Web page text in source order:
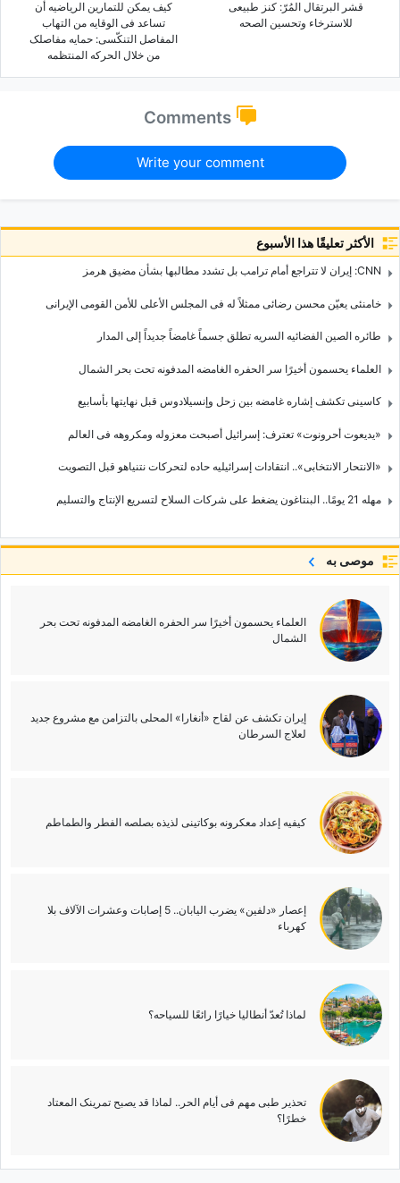
قشر البرتقال المُرّ: کنز طبیعی
للاسترخاء وتحسین الصحه
کیف یمکن للتمارین الریاضیه أن
تساعد فی الوقایه من التهاب
المفاصل التنکّسی: حمایه مفاصلک
من خلال الحرکه المنتظمه
Comments
Write your comment
الأكثر تعليقًا هذا الأسبوع
CNN: إیران لا تتراجع أمام ترامب بل تشدد مطالبها بشأن مضیق هرمز
خامنئی یعیّن محسن رضائی ممثلاً له فی المجلس الأعلى للأمن القومی الإیرانی
طائره الصین الفضائیه السریه تطلق جسماً غامضاً جدیداً إلى المدار
العلماء یحسمون أخیرًا سر الحفره الغامضه المدفونه تحت بحر الشمال
کاسینی تکشف إشاره غامضه بین زحل وإنسیلادوس قبل نهایتها بأسابیع
«یدیعوت أحرونوت» تعترف: إسرائیل أصبحت معزوله ومکروهه فی العالم
«الانتحار الانتخابی».. انتقادات إسرائیلیه حاده لتحرکات نتنیاهو قبل التصویت
مهله 21 یومًا.. البنتاغون یضغط على شرکات السلاح لتسریع الإنتاج والتسلیم
موصى به
العلماء یحسمون أخیرًا سر الحفره الغامضه المدفونه تحت بحر
الشمال
إیران تکشف عن لقاح «أنغارا» المحلی بالتزامن مع مشروع جدید
لعلاج السرطان
کیفیه إعداد معکرونه بوکاتینی لذیذه بصلصه الفطر والطماطم
إعصار «دلفین» یضرب الیابان.. 5 إصابات وعشرات الآلاف بلا
کهرباء
لماذا تُعدّ أنطالیا خیارًا رائعًا للسیاحه؟
تحذیر طبی مهم فی أیام الحر.. لماذا قد یصبح تمرینک المعتاد
خطرًا؟